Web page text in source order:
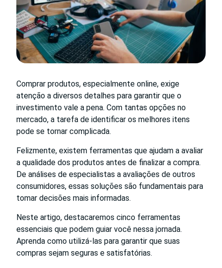
Comprar produtos, especialmente online, exige
atenção a diversos detalhes para garantir que o
investimento vale a pena. Com tantas opções no
mercado, a tarefa de identificar os melhores itens
pode se tornar complicada.
Felizmente, existem ferramentas que ajudam a avaliar
a qualidade dos produtos antes de finalizar a compra.
De análises de especialistas a avaliações de outros
consumidores, essas soluções são fundamentais para
tomar decisões mais informadas.
Neste artigo, destacaremos cinco ferramentas
essenciais que podem guiar você nessa jornada.
Aprenda como utilizá-las para garantir que suas
compras sejam seguras e satisfatórias.